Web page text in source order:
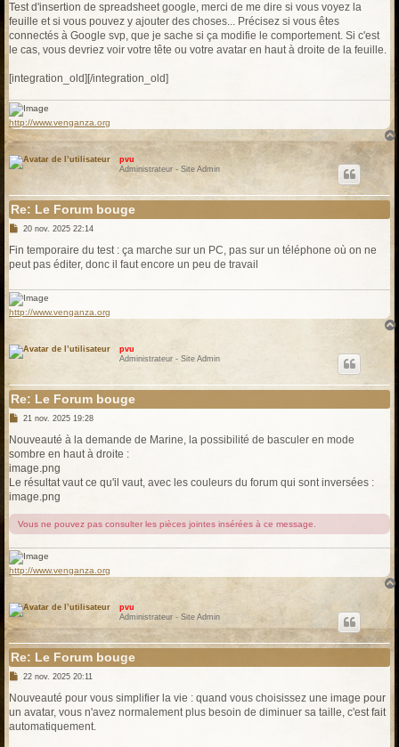
s
s
a
g
Test d'insertion de spreadsheet google, merci de me dire si vous voyez la
feuille et si vous pouvez y ajouter des choses... Précisez si vous êtes
connectés à Google svp, que je sache si ça modifie le comportement. Si c'est
le cas, vous devriez voir votre tête ou votre avatar en haut à droite de la feuille.
[integration_old][/integration_old]
http://www.venganza.org
pvu
Administrateur - Site Admin
Re: Le Forum bouge
M
s
s
a
20 nov. 2025 22:14
Fin temporaire du test : ça marche sur un PC, pas sur un téléphone où on ne
peut pas éditer, donc il faut encore un peu de travail
http://www.venganza.org
pvu
Administrateur - Site Admin
Re: Le Forum bouge
M
s
s
a
g
21 nov. 2025 19:28
Nouveauté à la demande de Marine, la possibilité de basculer en mode
sombre en haut à droite :
image.png
Le résultat vaut ce qu'il vaut, avec les couleurs du forum qui sont inversées :
image.png
Vous ne pouvez pas consulter les pièces jointes insérées à ce message.
http://www.venganza.org
pvu
Administrateur - Site Admin
Re: Le Forum bouge
M
s
s
a
g
22 nov. 2025 20:11
Nouveauté pour vous simplifier la vie : quand vous choisissez une image pour
un avatar, vous n'avez normalement plus besoin de diminuer sa taille, c'est fait
automatiquement.